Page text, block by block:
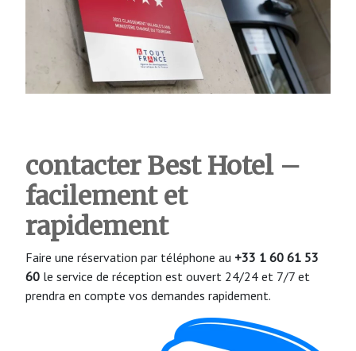
contacter Best Hotel –
facilement et
rapidement
Faire une réservation par téléphone au +33 1 60 61 53
60 le service de réception est ouvert 24/24 et 7/7 et
prendra en compte vos demandes rapidement.